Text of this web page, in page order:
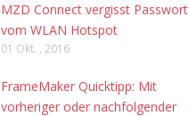
MZD Connect vergisst Passwort
vom WLAN Hotspot
01 Okt. , 2016
FrameMaker Quicktipp: Mit
vorheriger oder nachfolgender